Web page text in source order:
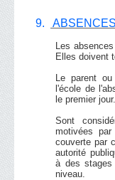
9. ABSENCES
Les
Elles doivent
Le parent
l'école de
le premier jour.
Sont
motivées
couverte par
autorité
à des
niveau.